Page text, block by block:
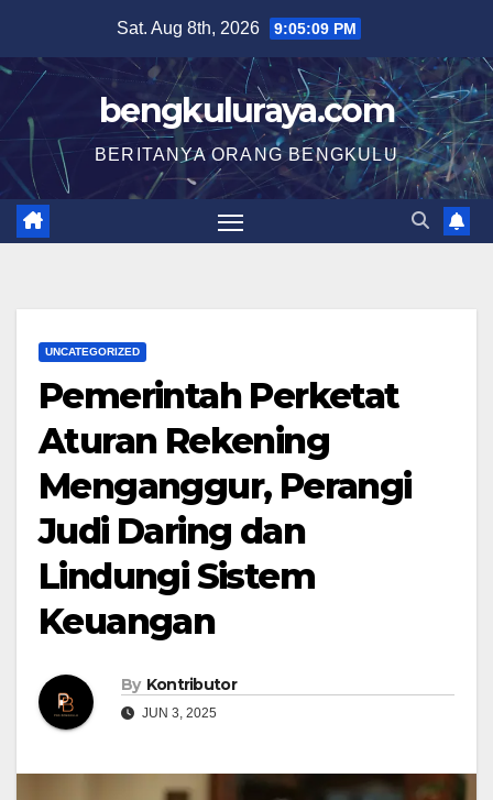
content
Sat. Aug 8th, 2026 9:05:10 PM
bengkuluraya.com
BERITANYA ORANG BENGKULU
UNCATEGORIZED
Pemerintah Perketat
Aturan Rekening
Menganggur, Perangi
Judi Daring dan
Lindungi Sistem
Keuangan
By Kontributor
JUN 3, 2025